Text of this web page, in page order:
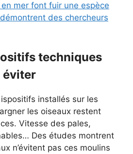
mer font fuir une espèce
des chercheurs
techniques
éviter
installés sur les
les oiseaux restent
Vitesse des pales,
Des études montrent
n’évitent pas ces moulins